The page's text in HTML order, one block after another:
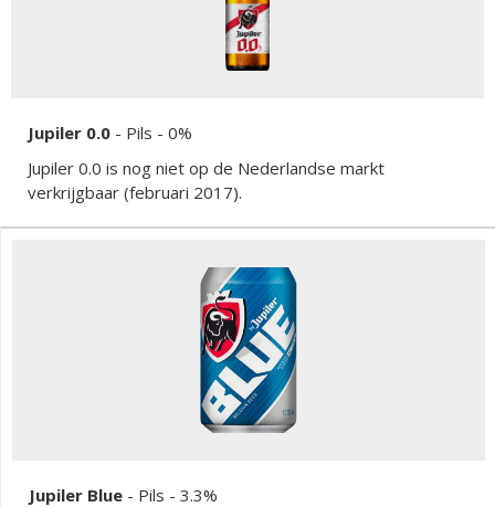
Jupiler 0.0 - Pils - 0%
Jupiler 0.0 is nog niet op de Nederlandse markt
verkrijgbaar (februari 2017).
Jupiler Blue - Pils - 3.3%